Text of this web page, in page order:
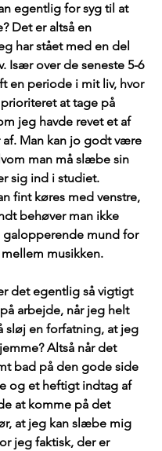
egentlig for syg til at
Det er altså en
har stået med en del
Især over de seneste 5-6
en periode i mit liv, hvor
at tage på
jeg havde revet et af
Man kan jo godt være
man må slæbe sin
sig ind i studiet.
fint køres med venstre,
behøver man ikke
galopperende mund for
musikken.
det egentlig så vigtigt
arbejde, når jeg helt
sløj en forfatning, at jeg
Altså når det
bad på den gode side
og et heftigt indtag af
at komme på det
at jeg kan slæbe mig
jeg faktisk, der er